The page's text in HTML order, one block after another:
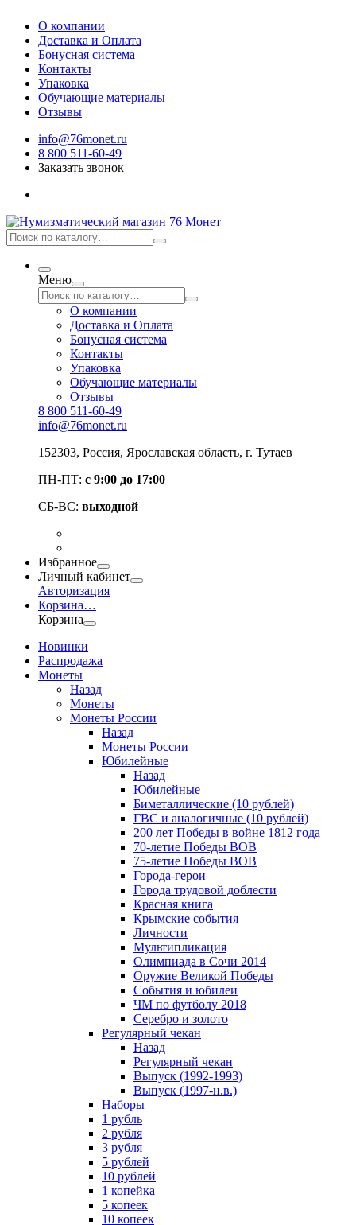
О компании
Доставка и Оплата
Бонусная система
Контакты
Упаковка
Обучающие материалы
Отзывы
info@76monet.ru
8 800 511-60-49
Заказать звонок
Меню
О компании
Доставка и Оплата
Бонусная система
Контакты
Упаковка
Обучающие материалы
Отзывы
8 800 511-60-49
info@76monet.ru
152303, Россия, Ярославская область, г. Тутаев
ПН-ПТ: с 9:00 до 17:00
СБ-ВС: выходной
Избранное
Личный кабинет
Авторизация
Корзина…
Корзина
Новинки
Распродажа
Монеты
Назад
Монеты
Монеты России
Назад
Монеты России
Юбилейные
Назад
Юбилейные
Биметаллические (10 рублей)
ГВС и аналогичные (10 рублей)
200 лет Победы в войне 1812 года
70-летие Победы ВОВ
75-летие Победы ВОВ
Города-герои
Города трудовой доблести
Красная книга
Крымские события
Личности
Мультипликация
Олимпиада в Сочи 2014
Оружие Великой Победы
События и юбилеи
ЧМ по футболу 2018
Серебро и золото
Регулярный чекан
Назад
Регулярный чекан
Выпуск (1992-1993)
Выпуск (1997-н.в.)
Наборы
1 рубль
2 рубля
3 рубля
5 рублей
10 рублей
1 копейка
5 копеек
10 копеек